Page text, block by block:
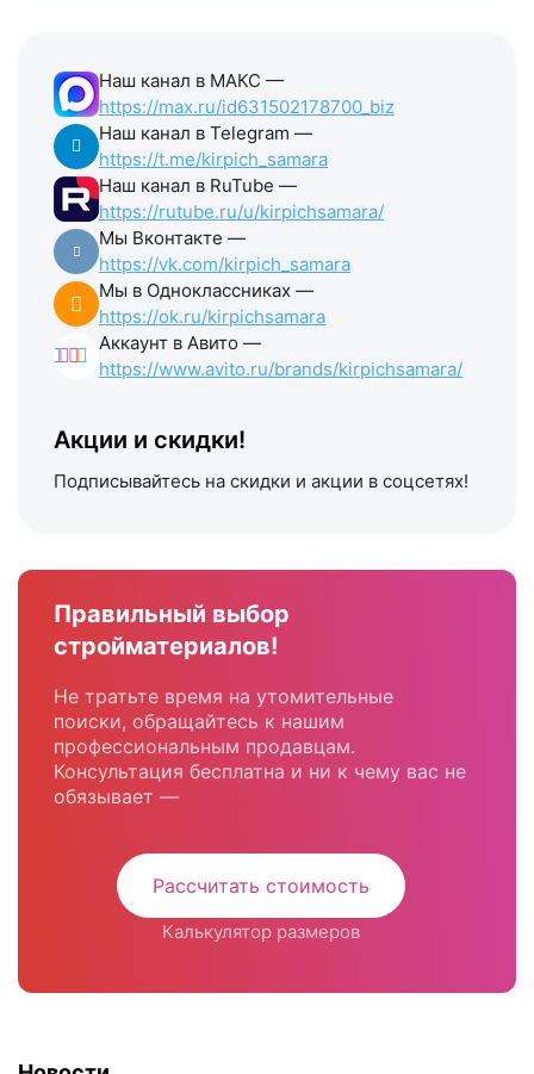
Наш канал в МАКС —
https://max.ru/id631502178700_biz
Наш канал в Telegram —
https://t.me/kirpich_samara
Наш канал в RuTube —
https://rutube.ru/u/kirpichsamara/
Мы Вконтакте —
https://vk.com/kirpich_samara
Мы в Одноклассниках —
https://ok.ru/kirpichsamara
Аккаунт в Авито —
https://www.avito.ru/brands/kirpichsamara/
Акции и скидки!
Подписывайтесь на скидки и акции в соцсетях!
Правильный выбор
стройматериалов!
Не тратьте время на утомительные
поиски, обращайтесь к нашим
профессиональным продавцам.
Консультация бесплатна и ни к чему вас не
обязывает —
Рассчитать стоимость
Калькулятор размеров